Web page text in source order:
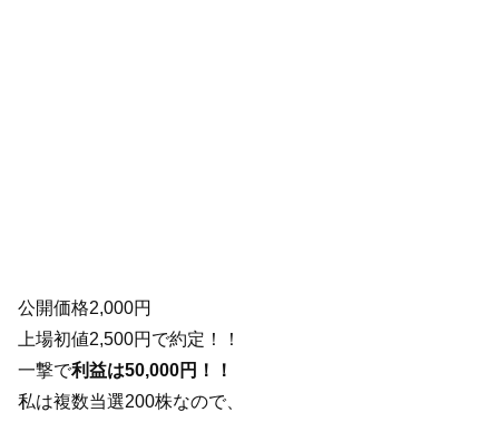
公開価格2,000円
上場初値2,500円で約定！！
一撃で利益は50,000円！！
私は複数当選200株なので、